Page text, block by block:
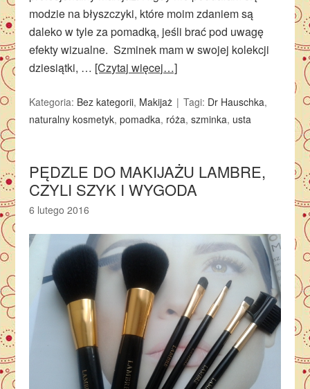
modzie na błyszczyki, które moim zdaniem są
daleko w tyle za pomadką, jeśli brać pod uwagę
efekty wizualne. Szminek mam w swojej kolekcji
dziesiątki, … [Czytaj więcej…]
Kategoria: Bez kategorii, Makijaż Tagi: Dr Hauschka,
naturalny kosmetyk,pomadka, róża,szminka, usta
PĘDZLE DO MAKIJAŻU LAMBRE,
CZYLI SZYK I WYGODA
6 lutego 2016